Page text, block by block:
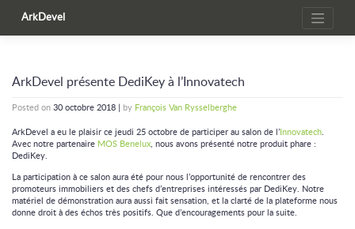
ArkDevel
ArkDevel présente DediKey à l’Innovatech
Posted on 30 octobre 2018 by François Van Rysselberghe
ArkDevel a eu le plaisir ce jeudi 25 octobre de participer au salon de l’ Innovatech
Avec notre partenaire MOS Benelux , nous avons présenté notre produit phare :
DediKey.
La participation à ce salon aura été pour nous l’opportunité de rencontrer des
promoteurs immobiliers et des chefs d’entreprises intéressés par DediKey. Notre
matériel de démonstration aura aussi fait sensation, et la clarté de la plateforme nous
donne droit à des échos très positifs. Que d’encouragements pour la suite.